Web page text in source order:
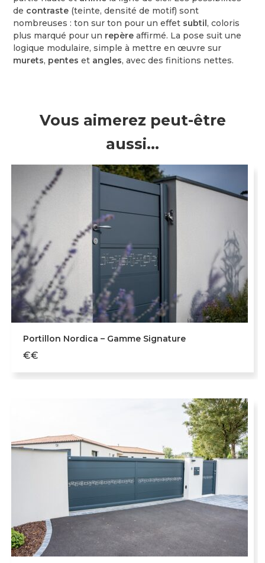
de contraste (teinte, densité de motif) sont
nombreuses : ton sur ton pour un effet subtil, coloris
plus marqué pour un repère affirmé. La pose suit une
logique modulaire, simple à mettre en œuvre sur
murets, pentes et angles, avec des finitions nettes.
Vous aimerez peut-être
aussi…
Portillon Nordica – Gamme Signature
€€